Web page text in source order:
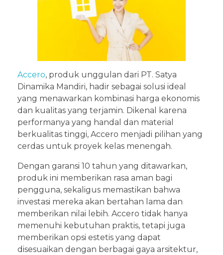
Accero, produk unggulan dari PT. Satya
Dinamika Mandiri, hadir sebagai solusi ideal
yang menawarkan kombinasi harga ekonomis
dan kualitas yang terjamin. Dikenal karena
performanya yang handal dan material
berkualitas tinggi, Accero menjadi pilihan yang
cerdas untuk proyek kelas menengah.
Dengan garansi 10 tahun yang ditawarkan,
produk ini memberikan rasa aman bagi
pengguna, sekaligus memastikan bahwa
investasi mereka akan bertahan lama dan
memberikan nilai lebih. Accero tidak hanya
memenuhi kebutuhan praktis, tetapi juga
memberikan opsi estetis yang dapat
disesuaikan dengan berbagai gaya arsitektur,